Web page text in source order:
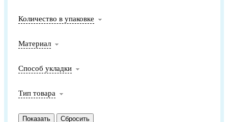
Количество в упаковке
Материал
Способ укладки
Тип товара